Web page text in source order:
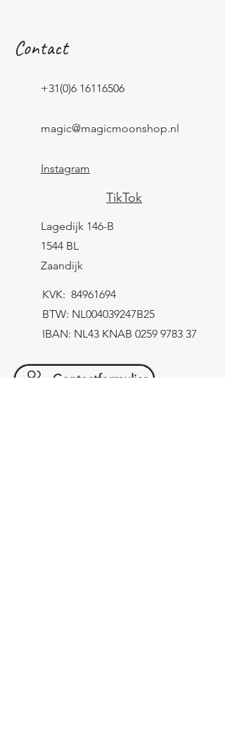
Contact
+31(0)6 16116506
magic@magicmoonshop.nl
Instagram
TikTok
Lagedijk 146-B
1544 BL
Zaandijk
KVK: 84961694
BTW: NL004039247B25
IBAN: NL43 KNAB 0259 9783 37
Contactformulier